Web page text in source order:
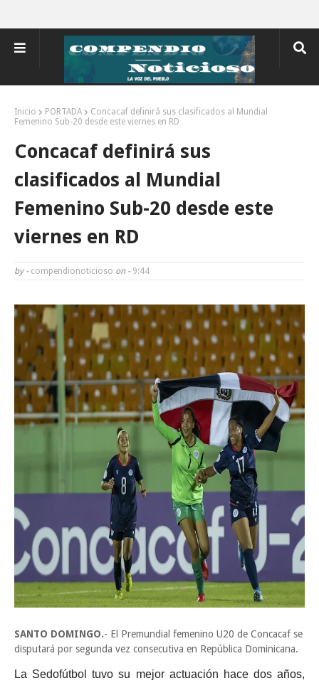
Inicio PORTADA
Concacaf definirá sus clasificados al Mundial
Femenino Sub-20 desde este viernes en RD
Concacaf definirá sus
clasificados al Mundial
Femenino Sub-20 desde este
viernes en RD
by - compendionoticioso on - 9:44
SANTO DOMINGO.- El Premundial femenino U20 de Concacaf se
disputará por segunda vez consecutiva en República Dominicana.
La Sedofútbol tuvo su mejor actuación hace dos años,